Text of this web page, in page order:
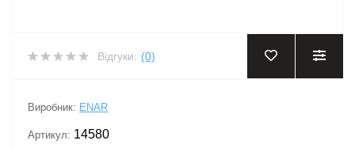
Відгуки: (0)
Виробник: ENAR
Артикул: 14580